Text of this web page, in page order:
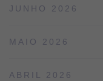
JUNHO 2026
MAIO 2026
ABRIL 2026